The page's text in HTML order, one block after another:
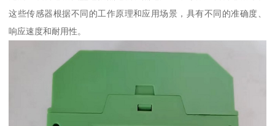
这些传感器根据不同的工作原理和应用场景，具有不同的准确度、
响应速度和耐用性。